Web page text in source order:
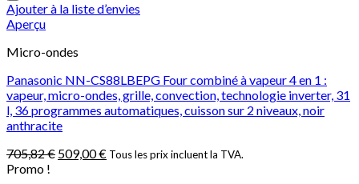
Ajouter à la liste d’envies
Aperçu
Micro-ondes
Panasonic NN-CS88LBEPG Four combiné à vapeur 4 en 1 :
vapeur, micro-ondes, grille, convection, technologie inverter, 31
l, 36 programmes automatiques, cuisson sur 2 niveaux, noir
anthracite
705,82€ 509,00€ Tous les prix incluent la TVA.
Promo !